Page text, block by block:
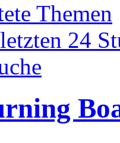
Themen
24